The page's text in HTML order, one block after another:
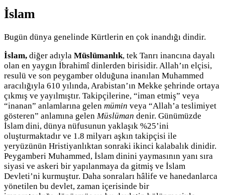
İslam
Bugün dünya genelinde Kürtlerin en çok inandığı dindir.
İslam, diğer adıyla Müslümanlık, tek Tanrı inancına dayalı
olan en yaygın İbrahimî dinlerden birisidir. Allah’ın elçisi,
resulü ve son peygamber olduğuna inanılan Muhammed
aracılığıyla 610 yılında, Arabistan’ın Mekke şehrinde ortaya
çıkmış ve yayılmıştır. Takipçilerine, “iman etmiş” veya
“inanan” anlamlarına gelen mümin veya “Allah’a teslimiyet
gösteren” anlamına gelen Müslüman denir. Günümüzde
İslam dini, dünya nüfusunun yaklaşık %25’ini
oluşturmaktadır ve 1.8 milyarı aşkın takipçisi ile
yeryüzünün Hristiyanlıktan sonraki ikinci kalabalık dinidir.
Peygamberi Muhammed, İslam dinini yaymasının yanı sıra
siyasi ve askeri bir yapılanmaya da gitmiş ve İslam
Devleti’ni kurmuştur. Daha sonraları hâlife ve hanedanlarca
yönetilen bu devlet, zaman içerisinde bir